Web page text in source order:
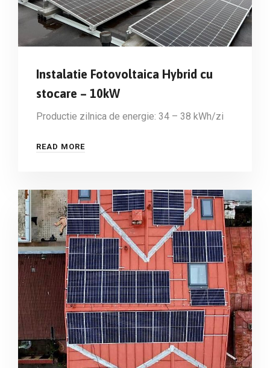
Instalatie Fotovoltaica Hybrid cu
stocare – 10kW
Productie zilnica de energie: 34 – 38 kWh/zi
READ MORE